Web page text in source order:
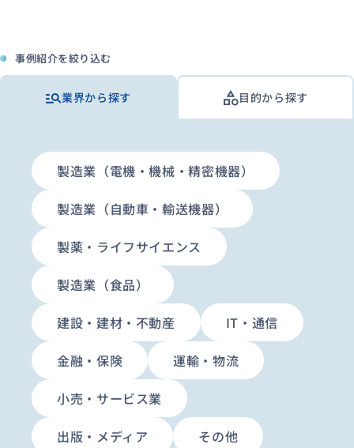
事例紹介を絞り込む
業界から探す 目的から探す
製造業（電機・機械・精密機器）
製造業（自動車・輸送機器）
製薬・ライフサイエンス
製造業（食品）
建設・建材・不動産
IT・通信
金融・保険
運輸・物流
小売・サービス業
出版・メディア
その他